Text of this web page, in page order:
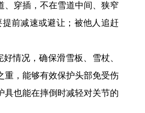
、穿插，不在雪道中间、狭窄
前减速或避让；被他人追赶
情况，确保滑雪板、雪杖、
重，能够有效保护头部免受伤
具也能在摔倒时减轻对关节的